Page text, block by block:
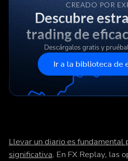
CREADO POR
Descubre
trading de
Descárgalos gratis y
Ir a la biblioteca de
Llevar un diario es fundamental
significativa. En FX Replay, las